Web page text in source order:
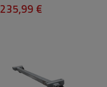
235,99 €